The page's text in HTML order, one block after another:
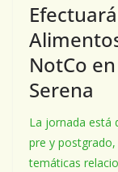
NotCo
Serena
La jornada está
pre y
temáticas